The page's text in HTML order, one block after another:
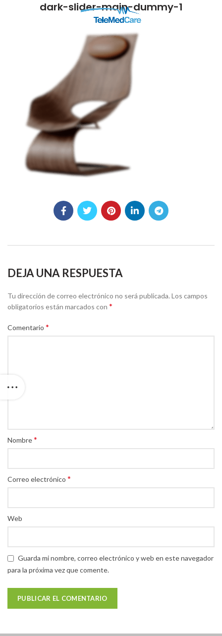
dark-slider-main-dummy-1
DEJA UNA RESPUESTA
Tu dirección de correo electrónico no será publicada. Los campos
obligatorios están marcados con *
Comentario *
Nombre*
Correo electrónico *
Web
Guarda mi nombre, correo electrónico y web en este navegador
para la próxima vez que comente.